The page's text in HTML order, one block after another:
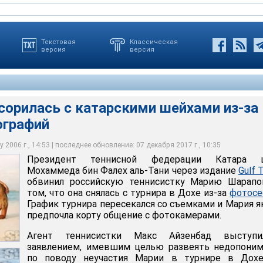
Текстовая
версия
Классическая
версия
с катарскими шейхами из-за
2006 г., 14:53 | последнее обновление: 07 декабря 2017 г., 10:35
федерации Катара шейх Мохаммеда бин Фалех аль-Тани
обвинил российскую теннисистку Марию Шарапову в том,
в Дохе из-за фотосессии
со съемками и Мария якобы предпочла корту общение с
сезоне играет по прошлогоднему графику, однако турниры в
местами, поэтому Мария предпочла Эмираты
турнирами за лучших теннисисток высока, и Дохе просто
ведь стартующий следом турнир в Индиан-Уэллсе
вышес катарскими шейхами из-за пляжных фотографий
с катарскими шейхами из-за пляжных фотографий
с катарскими шейхами из-за пляжных фотографий
с катарскими шейхами из-за пляжных фотографий
с катарскими шейхами из-за пляжных фотографий
с катарскими шейхами из-за пляжных фотографий
Президент теннисной федерации Катара
Мохаммеда бин Фалех аль-Тани через издание Gulf
обвинил российскую теннисистку Марию
том, что она снялась с турнира в Дохе из-за
График турнира пересекался со съемками и Мария
предпочла корту общение с фотокамерами.
Агент теннисистки Макс Айзенбад
заявлением, имевшим целью развеять
по поводу неучастия Марии в турнире в